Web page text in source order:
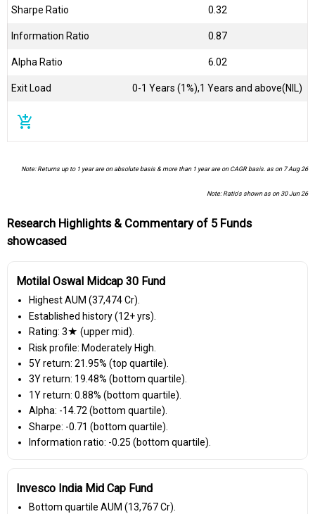
Sharpe Ratio 0.32
Information Ratio 0.87
Alpha Ratio 6.02
Exit Load 0-1 Years (1%),1 Years and above(NIL)
add_shopping_cart
Note: Returns up to 1 year are on absolute basis & more than 1 year are on CAGR basis. as on 7 Aug 26
Note: Ratio's shown as on 30 Jun 26
Research Highlights & Commentary of 5 Funds
showcased
Motilal Oswal Midcap 30 Fund
Highest AUM (₹37,474 Cr).
Established history (12+ yrs).
Rating: 3★ (upper mid).
Risk profile: Moderately High.
5Y return: 21.95% (top quartile).
3Y return: 19.48% (bottom quartile).
1Y return: 0.88% (bottom quartile).
Alpha: -14.72 (bottom quartile).
Sharpe: -0.71 (bottom quartile).
Information ratio: -0.25 (bottom quartile).
Invesco India Mid Cap Fund
Bottom quartile AUM (₹13,767 Cr).